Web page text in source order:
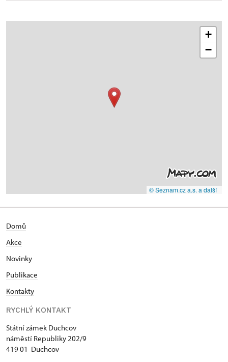
+
−
© Seznam.cz a.s. a další
Domů
Akce
Novinky
Publikace
Kontakty
RYCHLÝ KONTAKT
Státní zámek Duchcov
náměstí Republiky 202/9
419 01 Duchcov